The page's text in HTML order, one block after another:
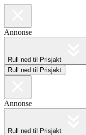
Annonse
Rull ned til Prisjakt
Rull ned til Prisjakt
Annonse
Rull ned til Prisjakt